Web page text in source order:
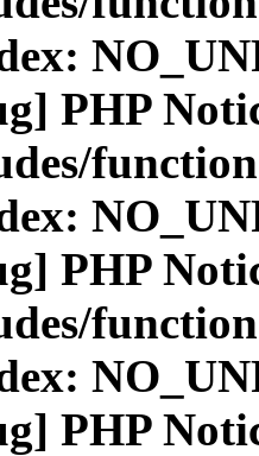
PHP
PHP
PHP